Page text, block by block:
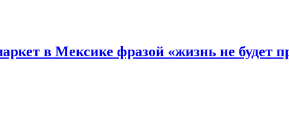
в Мексике фразой «жизнь не будет